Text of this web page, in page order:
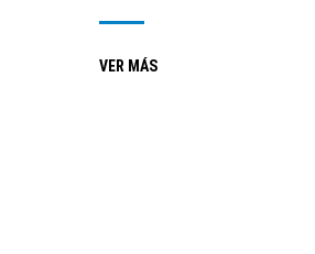
VER MÁS